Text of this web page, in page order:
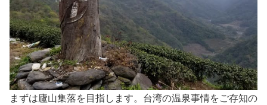
まずは廬山集落を目指します。台湾の温泉事情をご存知の